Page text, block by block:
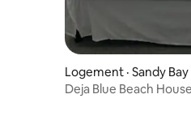
Logement · Sandy Bay
Deja Blue Beach